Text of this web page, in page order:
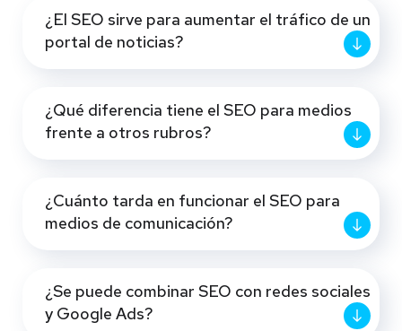
¿El SEO sirve para aumentar el tráfico de un
portal de noticias?
¿Qué diferencia tiene el SEO para medios
frente a otros rubros?
¿Cuánto tarda en funcionar el SEO para
medios de comunicación?
¿Se puede combinar SEO con redes sociales
y Google Ads?